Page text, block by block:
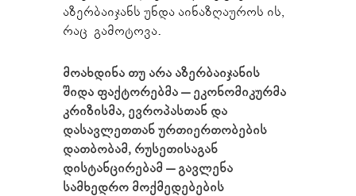
აზერბაიჯანს უნდა აინაზღაუროს ის,
რაც გამოტოვა.
მოახდინა თუ არა აზერბაიჯანის
შიდა ფაქტორებმა – ეკონომიკურმა
კრიზისმა, ევროპასთან და
დასავლეთთან ურთიერთობების
დათბობამ, რუსეთისაგან
დისტანცირებამ – გავლენა
სამხედრო მოქმედებების